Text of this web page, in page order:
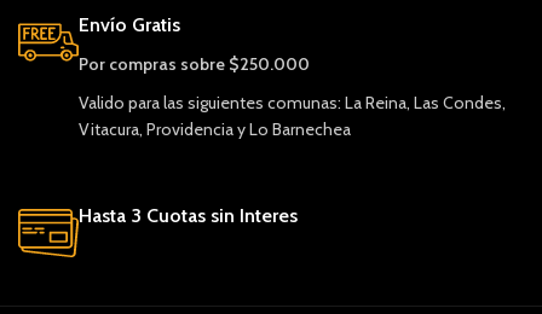
Envío Gratis
Por compras sobre $250.000
Valido para las siguientes comunas: La Reina, Las Condes,
Vitacura, Providencia y Lo Barnechea
Hasta 3 Cuotas sin Interes